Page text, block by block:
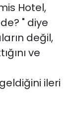
Hotel,
" diye
değil,
ve
ileri